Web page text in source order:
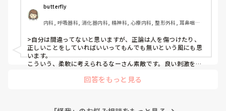
事故の2日前にも同様の興奮と他の入所者に掴みかかる行為
があり、私と他の介護職員でおさえて事故にならずにすみま
その状況下に2回とも居合わせたのに、自分から手伝わず、
事故防止の危険予知のできのなかった介護職員に、あの入所
者はみきれない、この施設で見るような人ではない、ここの
我はしょうがないとわざわざ病院から帰ってきて直ぐに言わ
butterfly
内科, 呼吸器科, 消化器内科, 精神科, 心療内科, 整形外科, 耳鼻咽喉
リーダー, 一般病院, 慢性期, 終末期, 透析, 派遣
>自分は間違ってないと思いますが、正論は人を傷つけたり、
正しいことをしていればいいってもんでも無いという風にも思
います。
こういう、柔軟に考えられるなーさん素敵です。良い刺激をい
回答をもっと見る